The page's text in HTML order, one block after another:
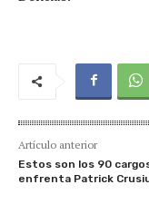
Artículo anterior
Estos son los 90
enfrenta Patrick